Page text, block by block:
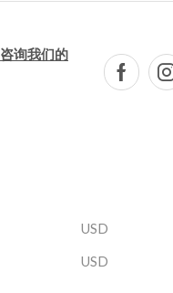
咨询我们的
USD
USD